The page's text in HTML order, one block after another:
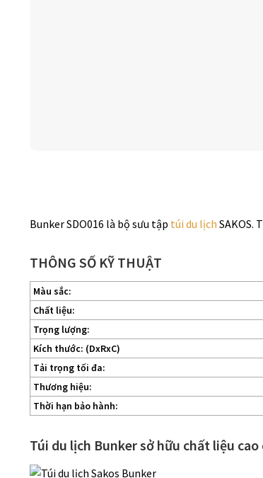
Bunker SDO016 là bộ sưu tập túi du lịch SAKOS.
THÔNG SỐ KỸ THUẬT
Màu sắc:
Chất liệu:
Trọng lượng:
Kích thước: (DxRxC)
Tải trọng tối đa:
Thương hiệu:
Thời hạn bảo hành:
Túi du lịch Bunker sở hữu chất liệu